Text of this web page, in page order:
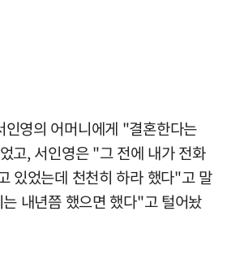
인영의 어머니에게 "결혼한다는
고, 서인영은 "그 전에 내가 전화
있었는데 천천히 하라 했다"고 말
내년쯤 했으면 했다"고 털어놨